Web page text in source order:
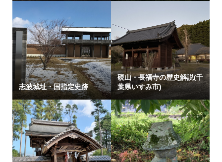
志波城址・国指定史跡
硯山・長福寺の歴史解説(千
葉県いすみ市)